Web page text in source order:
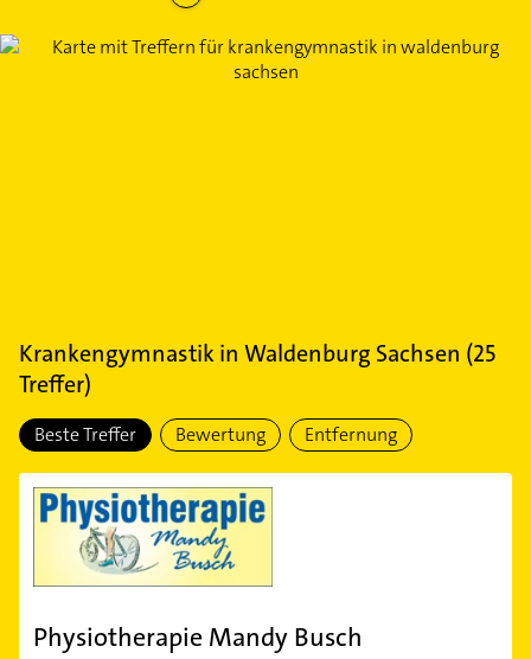
Krankengymnastikin Waldenburg Sachsen (25
Treffer)
Beste Treffer Bewertung Entfernung
Physiotherapie Mandy Busch